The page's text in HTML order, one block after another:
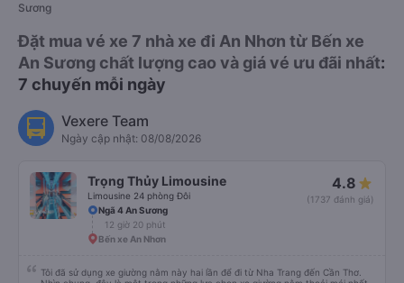
Sương
Đặt mua vé xe 7 nhà xe đi An Nhơn từ Bến xe
An Sương chất lượng cao và giá vé ưu đãi nhất:
7 chuyến mỗi ngày
Vexere Team
Ngày cập nhật: 08/08/2026
Trọng Thủy Limousine
Limousine 24 phòng Đôi
4.8
(1737 đánh giá)
Ngã 4 An Sương
12 giờ 20 phút
Bến xe An Nhơn
Tôi đã sử dụng xe giường nằm này hai lần để đi từ Nha Trang đến Cần Thơ.